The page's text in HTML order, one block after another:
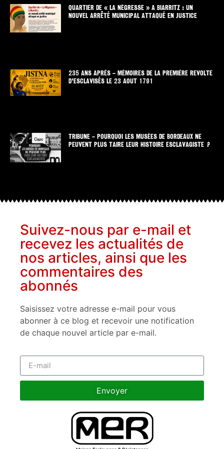
QUARTIER DE « LA NÉGRESSE » A BIARRITZ : UN
NOUVEL ARRÊTÉ MUNICIPAL ATTAQUÉ EN JUSTICE
235 ANS APRÈS – MÉMOIRES DE LA PREMIÈRE REVOLTE
D’ESCLAVISÉS LE 23 AOUT 1791
TRIBUNE – POURQUOI LES MUSÉES DE BORDEAUX NE
PEUVENT PLUS TAIRE LEUR HISTOIRE ESCLAVAGISTE ?
Suivez-nous par e-mail et
recevez les actualités de
nos articles, ainsi que les
commentaires des
abonnés
Saisissez votre adresse e-mail pour vous
abonner à ce blog et recevoir une notification
de chaque nouvel article par e-mail.
Envoyer